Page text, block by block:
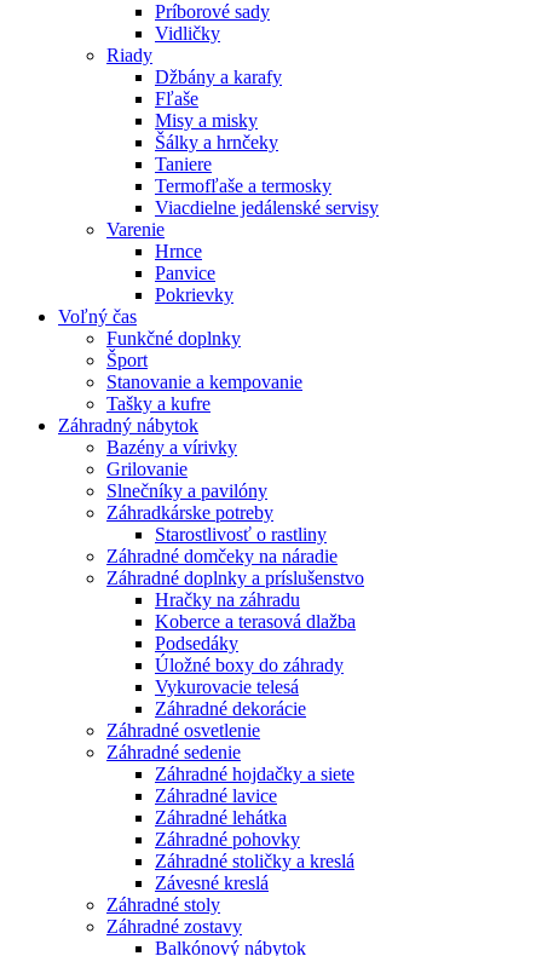
Príborové sady
Vidličky
Riady
Džbány a karafy
Fľaše
Misy a misky
Šálky a hrnčeky
Taniere
Termofľaše a termosky
Viacdielne jedálenské servisy
Varenie
Hrnce
Panvice
Pokrievky
Voľný čas
Funkčné doplnky
Šport
Stanovanie a kempovanie
Tašky a kufre
Záhradný nábytok
Bazény a vírivky
Grilovanie
Slnečníky a pavilóny
Záhradkárske potreby
Starostlivosť o rastliny
Záhradné domčeky na náradie
Záhradné doplnky a príslušenstvo
Hračky na záhradu
Koberce a terasová dlažba
Podsedáky
Úložné boxy do záhrady
Vykurovacie telesá
Záhradné dekorácie
Záhradné osvetlenie
Záhradné sedenie
Záhradné hojdačky a siete
Záhradné lavice
Záhradné lehátka
Záhradné pohovky
Záhradné stoličky a kreslá
Závesné kreslá
Záhradné stoly
Záhradné zostavy
Balkónový nábytok